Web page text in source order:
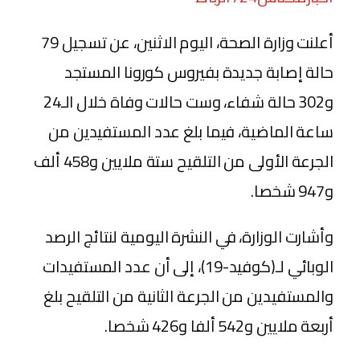
أعلنت وزارة الصحة، اليوم الاثنين، عن تسجيل 79
حالة إصابة جديدة بفيروس كورونا المستجد
و302 حالة شفاء، وست حالات وفاة خلال الـ24
ساعة الماضية، فيما بلغ عدد المستفيدين من
الجرعة الأولى من التلقيح ستة ملايين و458 ألف
و947 شخصا.
وأشارت الوزارة، في النشرة اليومية لنتائج الرصد
الوبائي لـ(كوفيد-19)، إلى أن عدد المستفيدات
والمستفيدين من الجرعة الثانية من التلقيح بلغ
أربعة ملايين و542 ألفا و426 شخصا.